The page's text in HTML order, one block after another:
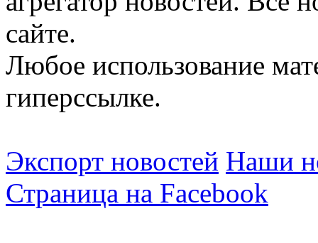
сайте.
Любое использование
гиперссылке.
Экспорт новостей Наши
Страница на Facebook